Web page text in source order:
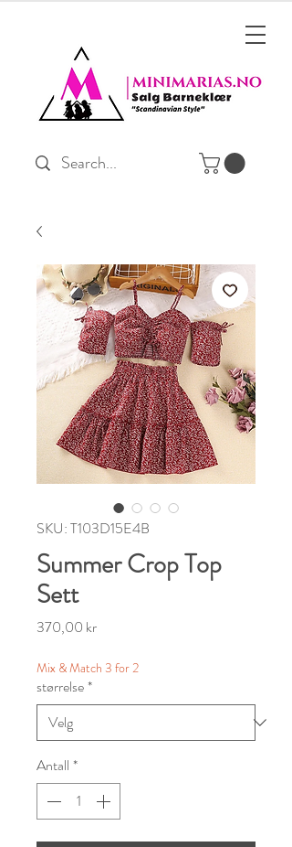
SKU: T103D15E4B
Summer Crop Top
Sett
370,00 krPris
Mix & Match 3 for 2
størrelse*
Antall *